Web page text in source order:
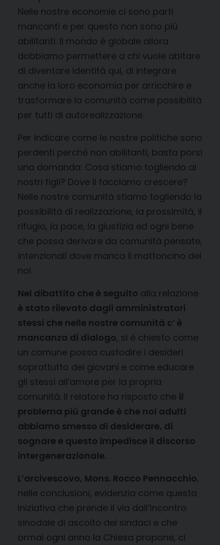
Nelle nostre economie ci sono parti
mancanti e per questo non sono più
abilitanti. Il mondo è globale allora
dobbiamo permettere a chi vuole abitare
di diventare identità qui, di integrare
anche la loro economia per arricchire e
trasformare la comunità come possibilità
per tutti di autorealizzazione.
Per indicare come le nostre politiche sono
perdenti perché non abilitanti, basta porsi
una domanda: Cosa stiamo togliendo ai
nostri figli? Dove li facciamo crescere?
Nelle nostre comunità stiamo togliendo la
possibilità di realizzazione, la prossimità, il
rifugio, la pace, la giustizia ed ogni bene
che possa derivare da comunità pensate,
intenzionali dove manca il mattoncino del
noi.
Nel dibattito che è seguito alla relazione
è stato rilevato dagli amministratori
stessi che nelle nostre comunità c’ è
mancanza di dialogo, si è chiesto come
un comune possa custodire i desideri
soprattutto dei giovani e come educare
gli stessi all’amore per la propria
comunità. Il relatore ha risposto che il
problema più grande è che noi adulti
abbiamo smesso di desiderare, di
sognare e questo impedisce il discorso
intergenerazionale.
L’arcivescovo, Mons. Rocco Pennacchio,
nelle conclusioni, evidenzia come questa
iniziativa che prende il via dall’incontro
sinodale di ascolto dei sindaci e che
ormai ogni anno la Chiesa propone, ci